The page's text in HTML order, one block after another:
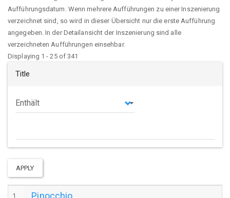
Aufführungsdatum. Wenn mehrere Aufführungen zu einer Inszenierung
verzeichnet sind, so wird in dieser Übersicht nur die erste Aufführung
angegeben. In der Detailansicht der Inszenierung sind alle
verzeichneten Aufführungen einsehbar.
Displaying 1 - 25 of 341
Title
Operator
APPLY
1 Pinocchio